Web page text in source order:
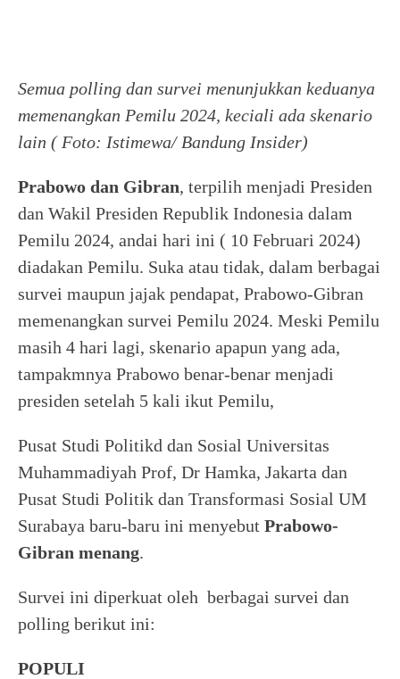
Semua polling dan survei menunjukkan keduanya
memenangkan Pemilu 2024, keciali ada skenario
lain ( Foto: Istimewa/ Bandung Insider)
Prabowo dan Gibran, terpilih menjadi Presiden
dan Wakil Presiden Republik Indonesia dalam
Pemilu 2024, andai hari ini ( 10 Februari 2024)
diadakan Pemilu. Suka atau tidak, dalam berbagai
survei maupun jajak pendapat, Prabowo-Gibran
memenangkan survei Pemilu 2024. Meski Pemilu
masih 4 hari lagi, skenario apapun yang ada,
tampakmnya Prabowo benar-benar menjadi
presiden setelah 5 kali ikut Pemilu,
Pusat Studi Politikd dan Sosial Universitas
Muhammadiyah Prof, Dr Hamka, Jakarta dan
Pusat Studi Politik dan Transformasi Sosial UM
Surabaya baru-baru ini menyebut Prabowo-
Gibran menang.
Survei ini diperkuat oleh berbagai survei dan
polling berikut ini:
POPULI